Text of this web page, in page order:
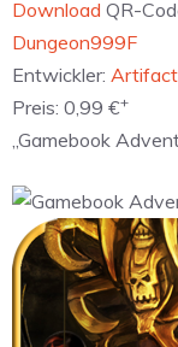
Download QR-
‎Dungeon999F
Entwickler: Artifact
Preis: 0,99 €+
„Gamebook